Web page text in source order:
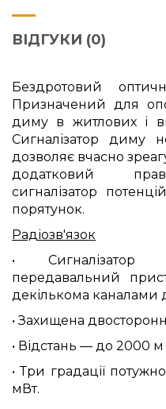
ВІДГУКИ (0)
Бездротовий
Призначений для
диму в житлових і
Сигналізатор диму
дозволяє вчасно
додатковий
сигналізатор
порятунок.
Радіозв'язок
• Сигналізатор
передавальний
декількома каналами
• Захищена
• Відстань — до 2000 м
• Три градації
мВт.